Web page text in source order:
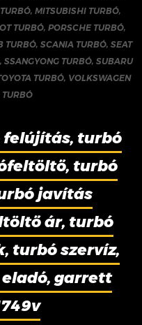
, MITSUBISHI TURBÓ,
TURBÓ, PORSCHE TURBÓ,
TURBÓ,SCANIA TURBÓ,SEAT
, SSANGYONG TURBÓ, SUBARU
TURBÓ, VOLKSWAGEN
turbó
turbó
javítás
ár, turbó
turbó szervíz,
garrett